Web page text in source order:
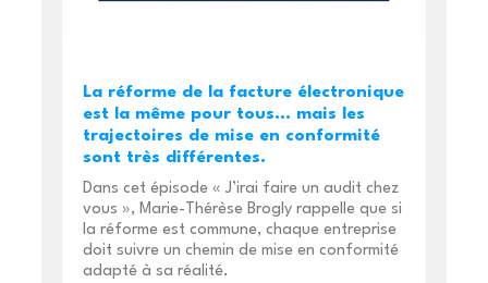
La réforme de la facture électronique
est la même pour tous… mais les
trajectoires de mise en conformité
sont très différentes.
Dans cet épisode « J’irai faire un audit chez
vous », Marie-Thérèse Brogly rappelle que si
la réforme est commune, chaque entreprise
doit suivre un chemin de mise en conformité
adapté à sa réalité.